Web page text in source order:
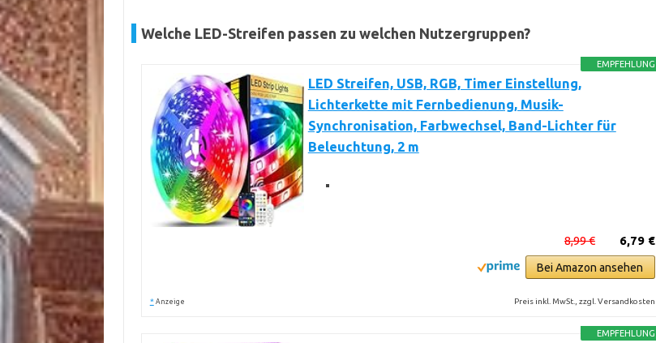
Welche LED-Streifen passen zu welchen Nutzergruppen?
EMPFEHLUNG
LED Streifen, USB, RGB, Timer Einstellung,
Lichterkette mit Fernbedienung, Musik-
Synchronisation, Farbwechsel, Band-Lichter für
Beleuchtung, 2 m
6,79 €
8,99 €
Bei Amazon ansehen
* Anzeige Preis inkl. MwSt., zzgl. Versandkosten
EMPFEHLUNG